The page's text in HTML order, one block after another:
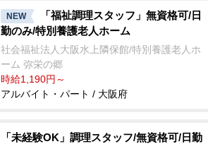
NEW
「福祉調理スタッフ」無資格可/日
勤のみ/特別養護老人ホーム
社会福祉法人大阪水上隣保館/特別養護老人ホ
ーム 弥栄の郷
時給1,190円～
アルバイト・パート / 大阪府
「未経験OK」調理スタッフ/無資格可/日勤